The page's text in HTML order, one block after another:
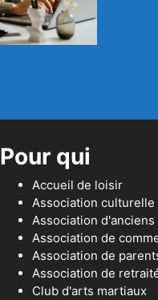
Pour qui
Accueil de loisir
Association culturelle
Association
Association de
Association de
Association de
Club d'arts martiaux